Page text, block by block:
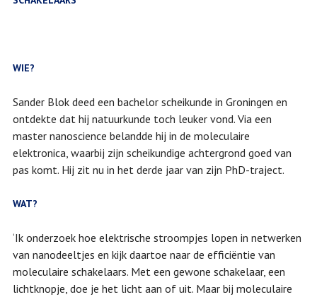
WIE?
Sander Blok deed een bachelor scheikunde in Groningen en
ontdekte dat hij natuurkunde toch leuker vond. Via een
master nanoscience belandde hij in de moleculaire
elektronica, waarbij zijn scheikundige achtergrond goed van
pas komt. Hij zit nu in het derde jaar van zijn PhD-traject.
WAT?
‘Ik onderzoek hoe elektrische stroompjes lopen in netwerken
van nanodeeltjes en kijk daartoe naar de efficiëntie van
moleculaire schakelaars. Met een gewone schakelaar, een
lichtknopje, doe je het licht aan of uit. Maar bij moleculaire